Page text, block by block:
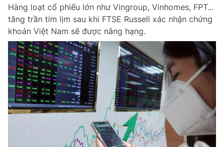
Hàng loạt cổ phiếu lớn như Vingroup, Vinhomes, FPT...
tăng trần tím lịm sau khi FTSE Russell xác nhận chứng
khoán Việt Nam sẽ được nâng hạng.